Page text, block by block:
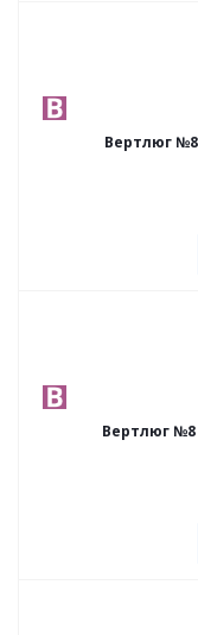
Вертлюг
Вертлюг №8